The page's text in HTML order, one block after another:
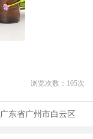
浏览次数： 105次
广东省广州市白云区